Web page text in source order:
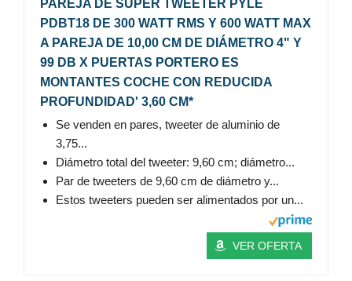
PAREJA DE SUPER TWEETER PYLE
PDBT18 DE 300 WATT RMS Y 600 WATT MAX
A PAREJA DE 10,00 CM DE DIÁMETRO 4" Y
99 DB X PUERTAS PORTERO ES
MONTANTES COCHE CON REDUCIDA
PROFUNDIDAD' 3,60 CM*
Se venden en pares, tweeter de aluminio de
3,75...
Diámetro total del tweeter: 9,60 cm; diámetro...
Par de tweeters de 9,60 cm de diámetro y...
Estos tweeters pueden ser alimentados por un...
VER OFERTA